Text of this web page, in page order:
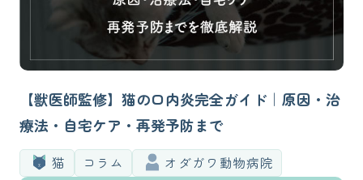
【獣医師監修】猫の口内炎完全ガイド｜原因・治
療法・自宅ケア・再発予防まで
猫 コラム オダガワ動物病院